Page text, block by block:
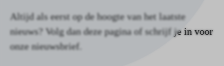
Altijd als eerst op de hoogte van het laatste
nieuws? Volg dan deze pagina of schrijf je in voor
onze nieuwsbrief.